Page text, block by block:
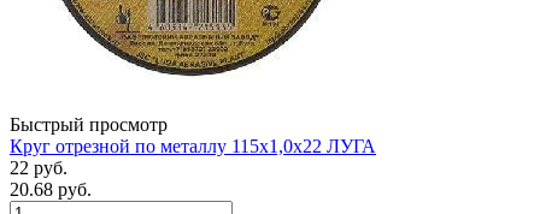
Быстрый просмотр
Круг отрезной по металлу 115х1,0х22 ЛУГА
22 руб.
20.68 руб.